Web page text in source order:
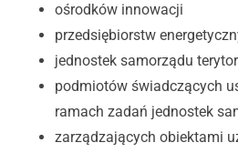
ośrodków innowacji
przedsiębiorstw
jednostek samorządu
podmiotów świadczących
ramach zadań jednostek
zarządzających obiektami